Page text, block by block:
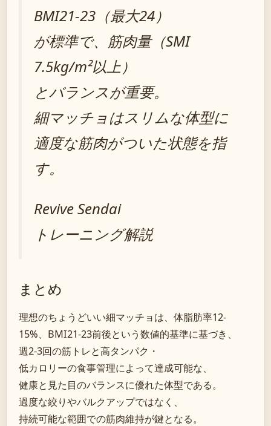
BMI21-23（最大24）
が標準で、筋肉量（SMI
7.5kg/m²以上）
とバランスが重要。
細マッチョはスリムな体型に
適度な筋肉がついた状態を指
す。
Revive Sendai
トレーニング解説
まとめ
理想のちょうどいい細マッチョは、体脂肪率12-
15%、BMI21-23前後という数値的基準に基づき、
週2-3回の筋トレと高タンパク・
低カロリーの食事管理によって達成可能な、
健康と見た目のバランスに優れた体型である。
過度な絞りやバルクアップではなく、
持続可能な範囲での筋肉維持が鍵となる。